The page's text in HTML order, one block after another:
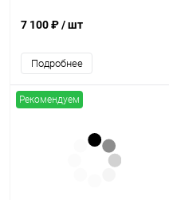
7 100 ₽/ шт
Подробнее
Рекомендуем